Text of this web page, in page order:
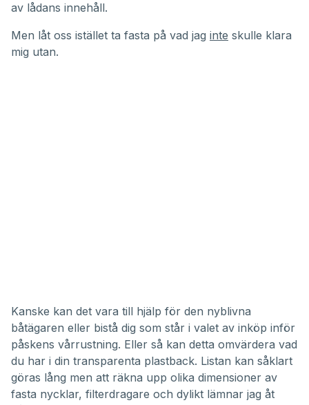
av lådans innehåll.
Men låt oss istället ta fasta på vad jag inte skulle klara
mig utan.
Kanske kan det vara till hjälp för den nyblivna
båtägaren eller bistå dig som står i valet av inköp inför
påskens vårrustning. Eller så kan detta omvärdera vad
du har i din transparenta plastback. Listan kan såklart
göras lång men att räkna upp olika dimensioner av
fasta nycklar, filterdragare och dylikt lämnar jag åt